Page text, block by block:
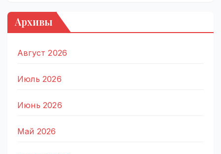
Архивы
Август 2026
Июль 2026
Июнь 2026
Май 2026